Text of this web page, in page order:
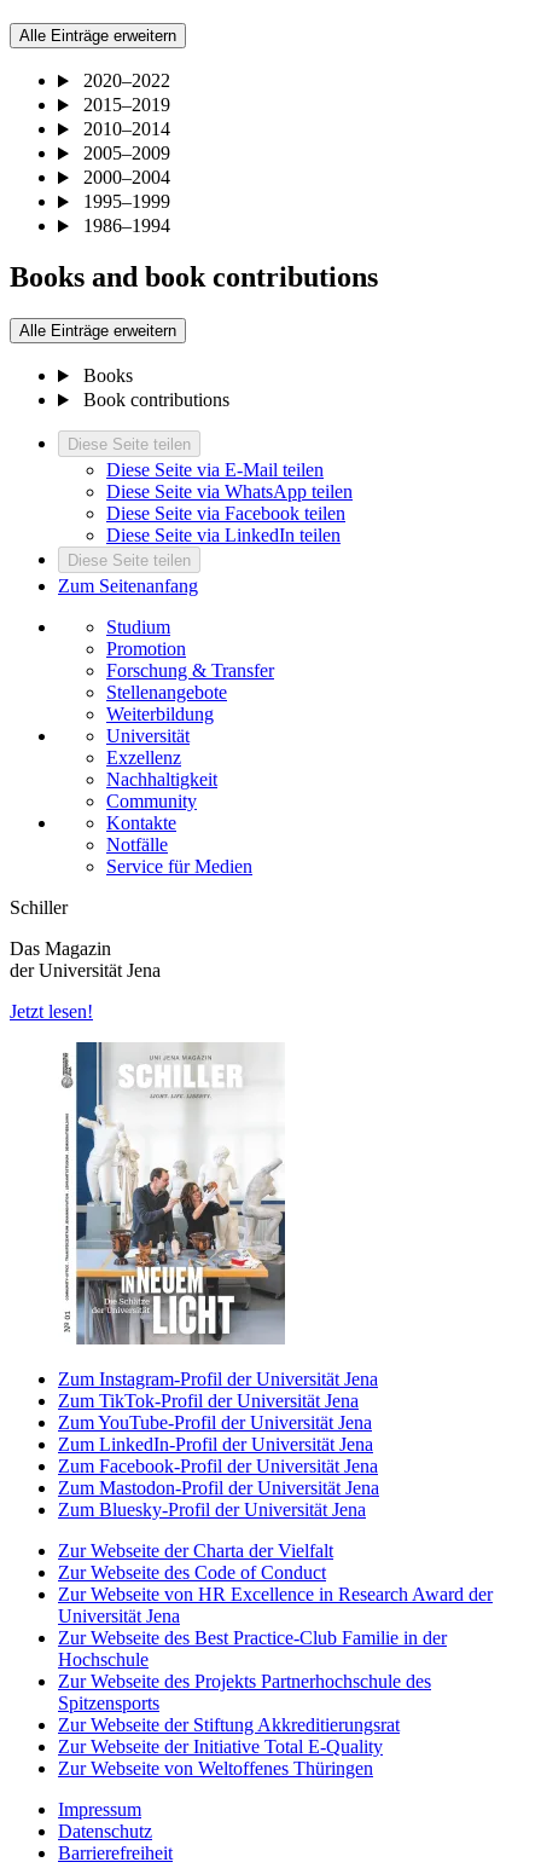
Alle Einträge erweitern
2020–2022
2015–2019
2010–2014
2005–2009
2000–2004
1995–1999
1986–1994
Books and book contributions
Alle Einträge erweitern
Books
Book contributions
Diese Seite teilen
Diese Seite via E-Mail teilen
Diese Seite via WhatsApp teilen
Diese Seite via Facebook teilen
Diese Seite via LinkedIn teilen
Diese Seite teilen
Zum Seitenanfang
Studium
Promotion
Forschung & Transfer
Stellenangebote
Weiterbildung
Universität
Exzellenz
Nachhaltigkeit
Community
Kontakte
Notfälle
Service für Medien
Schiller
Das Magazin
der Universität Jena
Jetzt lesen!
Zum Instagram-Profil der Universität Jena
Zum TikTok-Profil der Universität Jena
Zum YouTube-Profil der Universität Jena
Zum LinkedIn-Profil der Universität Jena
Zum Facebook-Profil der Universität Jena
Zum Mastodon-Profil der Universität Jena
Zum Bluesky-Profil der Universität Jena
Zur Webseite der Charta der Vielfalt
Zur Webseite des Code of Conduct
Zur Webseite von HR Excellence in Research Award der
Universität Jena
Zur Webseite des Best Practice-Club Familie in der
Hochschule
Zur Webseite des Projekts Partnerhochschule des
Spitzensports
Zur Webseite der Stiftung Akkreditierungsrat
Zur Webseite der Initiative Total E-Quality
Zur Webseite von Weltoffenes Thüringen
Impressum
Datenschutz
Barrierefreiheit